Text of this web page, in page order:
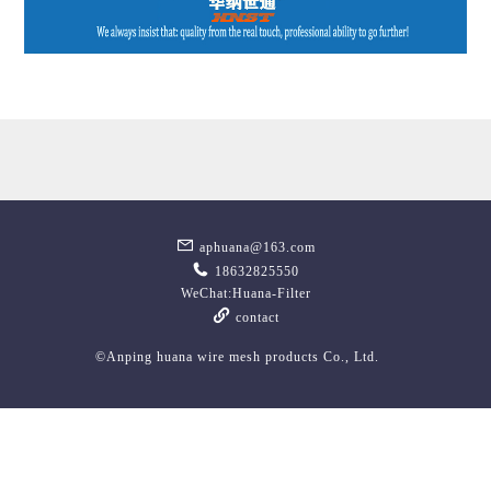
©Anping huana wire mesh products Co., Ltd.
aphuana@163.com
18632825550
WeChat:Huana-Filter
contact